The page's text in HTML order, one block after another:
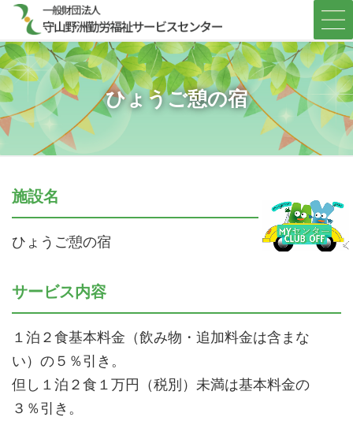
テ
ン
ツ
へ
ス
キ
ッ
プ
ゲ
ー
シ
ョ
ン
に
移
動
ひょうご憩の宿
施設名
ひょうご憩の宿
サービス内容
１泊２食基本料金（飲み物・追加料金は含まな
い）の５％引き。
但し１泊２食１万円（税別）未満は基本料金の
３％引き。